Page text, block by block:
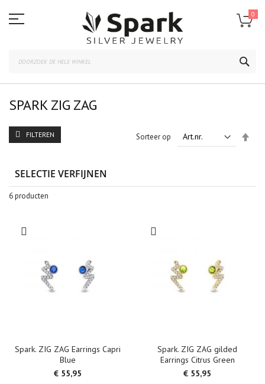
naar
de
0
SPARK ZIG ZAG
6producten
Sorteer op
Spark. ZIG ZAG Earrings Capri
Blue
€ 55,95
Spark. ZIG ZAG gilded
Earrings Citrus Green
€ 55,95
FILTEREN
SELECTIE VERFIJNEN